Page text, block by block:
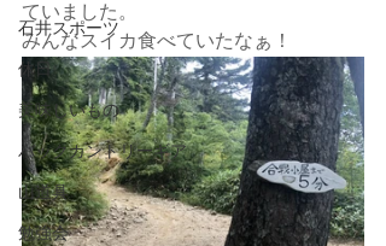
石井スポーツ
休日
美味しいもの
バックカントリーギア
山道具
勉強会
ていました。
みんなスイカ食べていたなぁ！